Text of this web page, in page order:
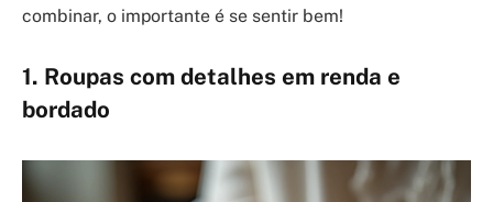
combinar, o importante é se sentir bem!
1. Roupas com detalhes em renda e
bordado